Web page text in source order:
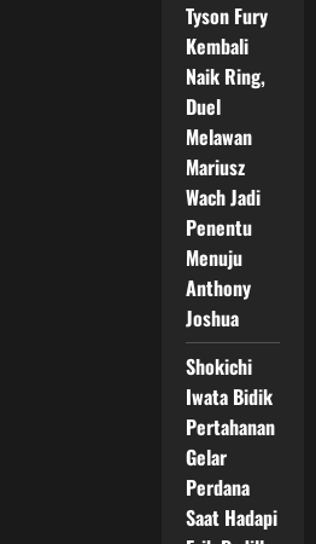
Tyson Fury
Kembali
Naik Ring,
Duel
Melawan
Mariusz
Wach Jadi
Penentu
Menuju
Anthony
Joshua
Shokichi
Iwata Bidik
Pertahanan
Gelar
Perdana
Saat Hadapi